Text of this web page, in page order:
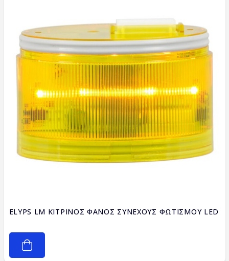
ELYPS LM ΚΙΤΡΙΝΟΣ ΦΑΝΟΣ ΣΥΝΕΧΟΥΣ ΦΩΤΙΣΜΟΥ LED